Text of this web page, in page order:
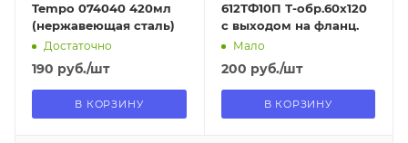
Tempo 074040 420мл
(нержавеющая сталь)
Достаточно
190 руб./шт
В КОРЗИНУ
612ТФ10П Т-обр.60х120
с выходом на фланц.
Мало
200 руб./шт
В КОРЗИНУ